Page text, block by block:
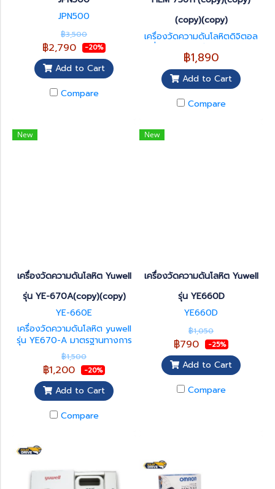
JPN500
฿3,500
฿2,790 -20%
Add to Cart
Compare
(copy)(copy)
เครื่องวัดความดันโลหิตดิจิตอล
ยี่ห้อ Omron รุ่น HEM-7121
฿1,890
Add to Cart
Compare
New
เครื่องวัดความดันโลหิต Yuwell
รุ่น YE-670A(copy)(copy)
YE-660E
เครื่องวัดความดันโลหิต yuwell
รุ่น YE670-A มาตรฐานทางการ
แพทย์
฿1,500
฿1,200 -20%
Add to Cart
Compare
New
เครื่องวัดความดันโลหิต Yuwell
รุ่น YE660D
YE660D
฿1,050
฿790 -25%
Add to Cart
Compare